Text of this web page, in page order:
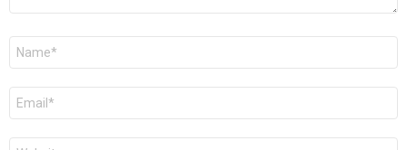
electrónico
*